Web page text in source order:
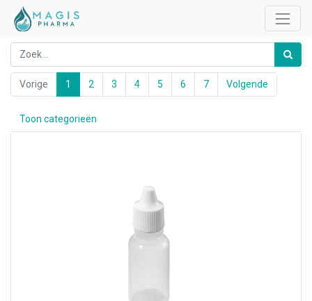
Vorige 1 2 3 4 5 6 7 Volgende
Toon categorieën